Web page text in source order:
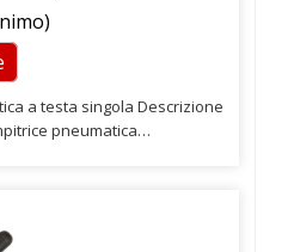
a testa singola Descrizione
pneumatica
hai bisogno di 110 V, ti